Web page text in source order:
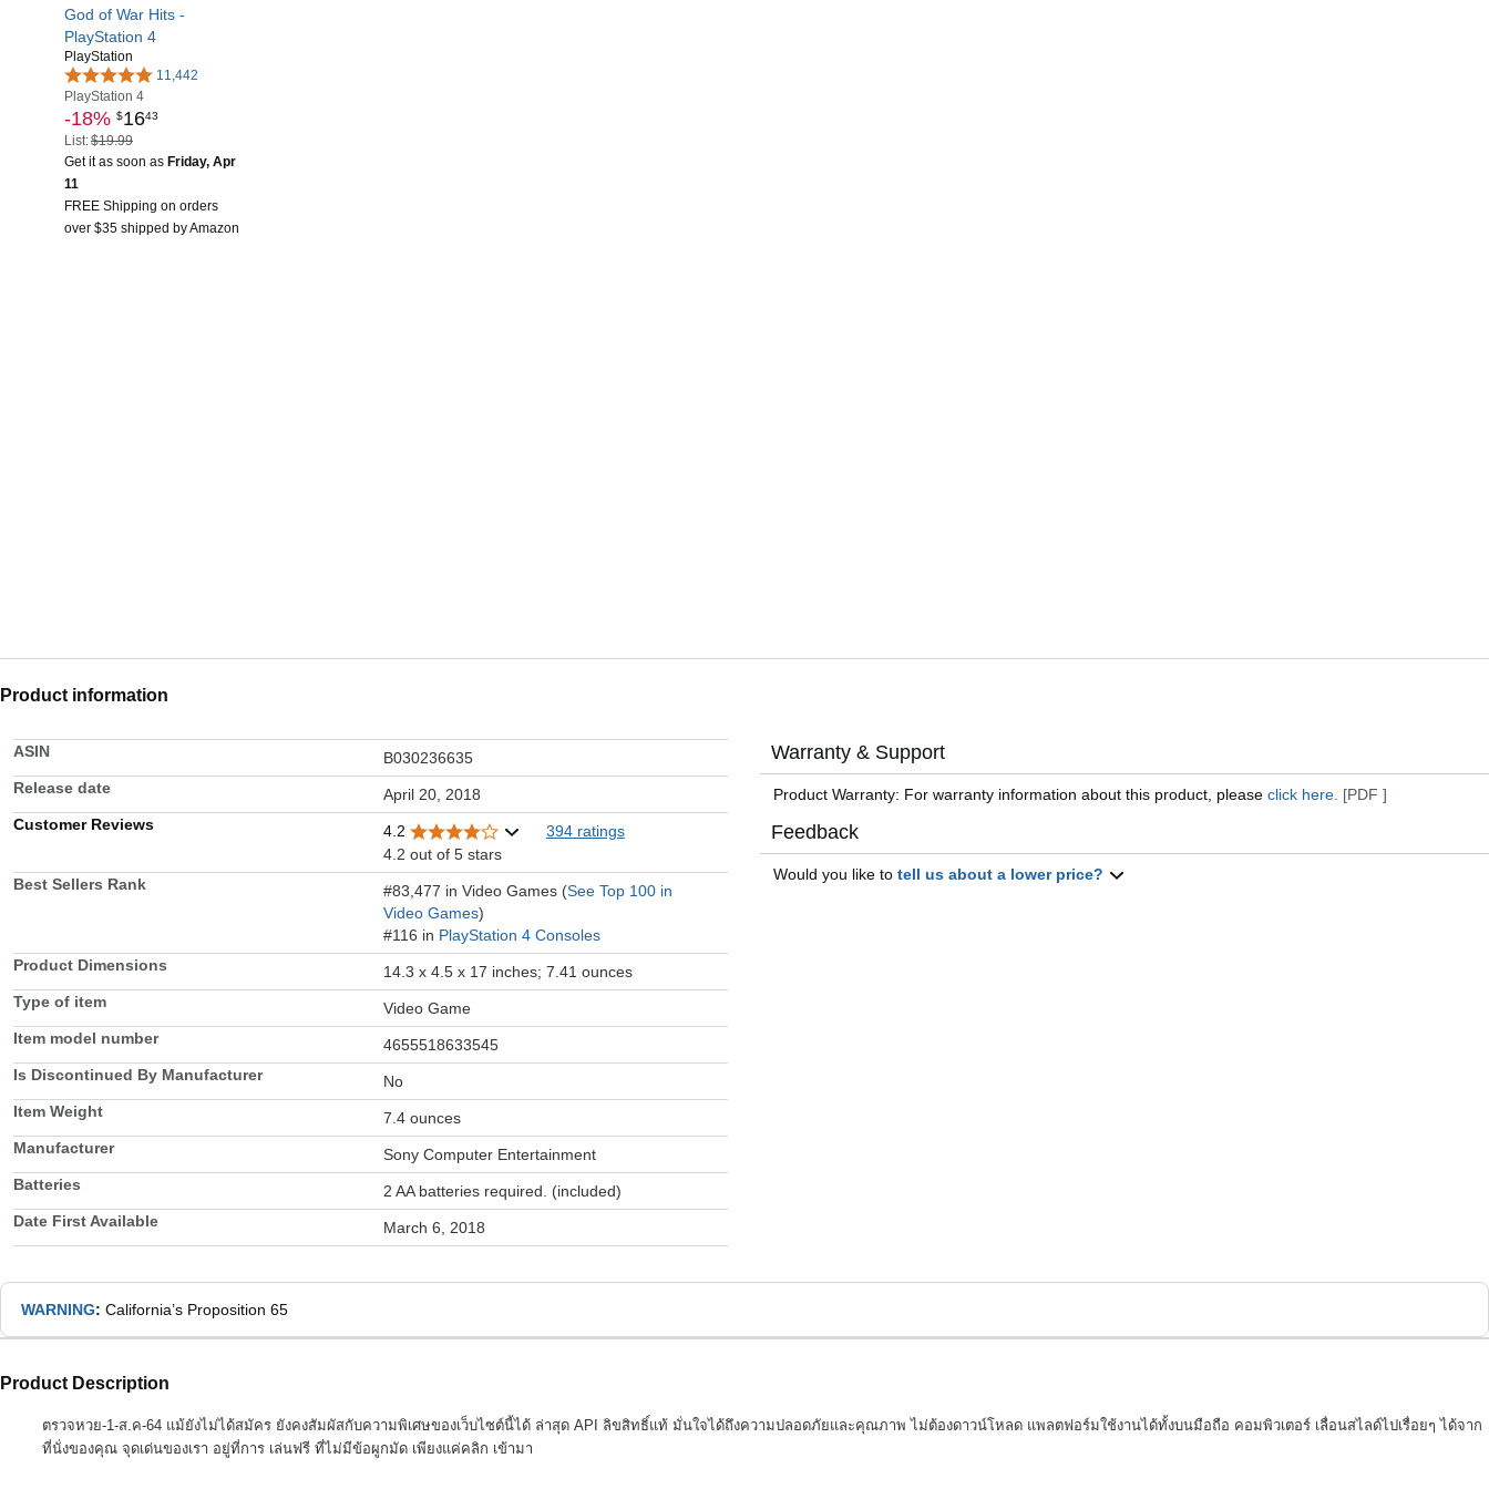
God of War Hits -
PlayStation 4
PlayStation
11,442
PlayStation 4
-18% $1643
List:$19.99
Get it as soon as Friday, Apr
11
FREE Shipping on orders
over $35 shipped by Amazon
Product information
ASIN
B030236635
Release date
April 20, 2018
Customer Reviews
4.2
394 ratings
4.2 out of 5 stars
Best Sellers Rank
#83,477 in Video Games (See Top 100 in
Video Games)
#116 in PlayStation 4 Consoles
Product Dimensions
14.3 x 4.5 x 17 inches; 7.41 ounces
Type of item
Video Game
Item model number
4655518633545
Is Discontinued By Manufacturer
No
Item Weight
7.4 ounces
Manufacturer
Sony Computer Entertainment
Batteries
2 AA batteries required. (included)
Date First Available
March 6, 2018
Warranty & Support
Product Warranty: For warranty information about this product, pleaseclick here. [PDF ]
Feedback
Would you like totell us about a lower price?
WARNING: California’s Proposition 65
Product Description
ตรวจหวย-1-ส.ค-64 แม้ยังไม่ได้สมัคร ยังคงสัมผัสกับความพิเศษของเว็บไซต์นี้ได้ ล่าสุด API ลิขสิทธิ์แท้ มั่นใจได้ถึงความปลอดภัยและคุณภาพ ไม่ต้องดาวน์โหลด แพลตฟอร์มใช้งานได้ทั้งบนมือถือ คอมพิวเตอร์ เลื่อนสไลด์ไปเรื่อยๆ ได้จาก
ที่นั่งของคุณ จุดเด่นของเรา อยู่ที่การ เล่นฟรี ที่ไม่มีข้อผูกมัด เพียงแค่คลิก เข้ามา